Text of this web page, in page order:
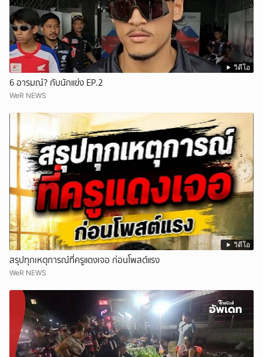
วิดีโอ
6 อารมณ์? กับนักแข่ง EP.2
WeR NEWS
วิดีโอ
สรุปทุกเหตุการณ์ที่ครูแดงเจอ ก่อนโพสต์แรง
WeR NEWS